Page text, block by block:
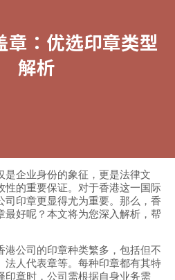
是企业身份的象征，更是法律文
性的重要保证。对于香港这一国际
司印章更显得尤为重要。那么，香
最好呢？本文将为您深入解析，帮
港公司的印章种类繁多，包括但不
法人代表章等。每种印章都有其特
印章时，公司需根据自身业务需